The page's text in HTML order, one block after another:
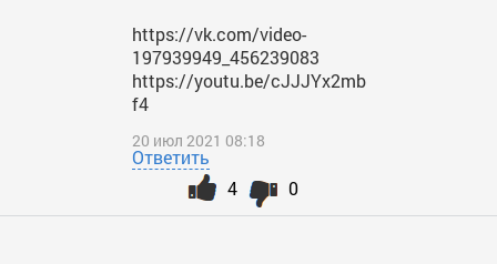
https://vk.com/video-
197939949_456239083
https://youtu.be/cJJJYx2mb
f4
20 июл 2021 08:18
Ответить
0
4